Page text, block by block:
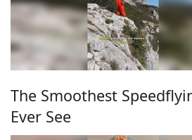
The Smoothest
Ever See